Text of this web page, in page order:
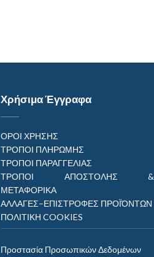
Χρήσιμα Έγγραφα
ΟΡΟΙ ΧΡΗΣΗΣ
ΤΡΟΠΟΙ ΠΛΗΡΩΜΗΣ
ΤΡΟΠΟΙ ΠΑΡΑΓΓΕΛΙΑΣ
ΤΡΟΠΟΙ ΑΠΟΣΤΟΛΗΣ &
ΜΕΤΑΦΟΡΙΚΑ
ΑΛΛΑΓΕΣ–ΕΠΙΣΤΡΟΦΕΣ ΠΡΟΪΌΝΤΩΝ
ΠΟΛΙΤΙΚΗ COOKIES
Προστασία Προσωπικών Δεδομένων